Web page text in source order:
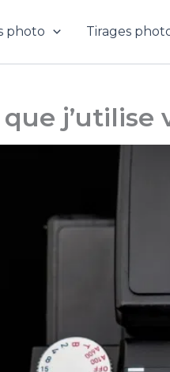
photo Tirages
j’utilise